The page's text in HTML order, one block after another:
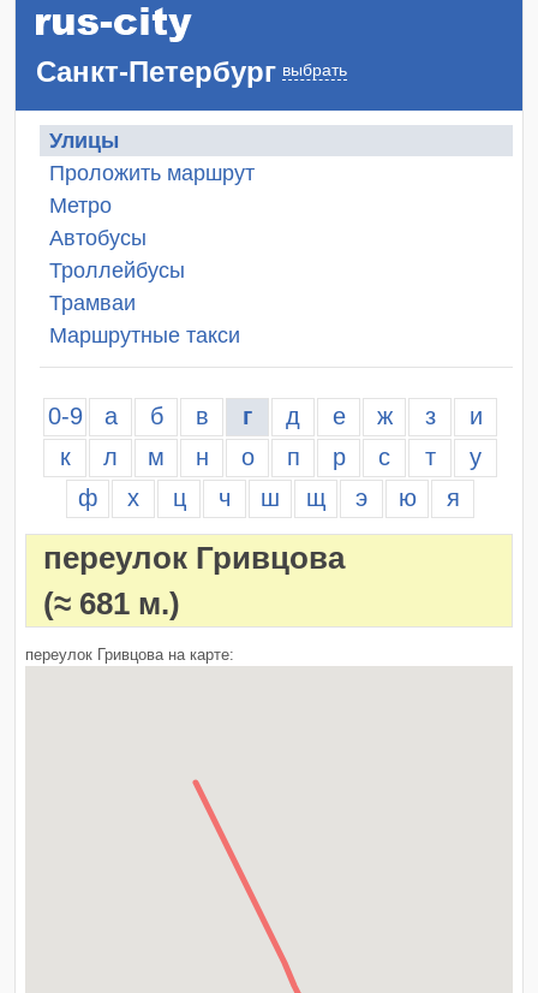
Санкт-Петербург выбрать
Улицы
Проложить маршрут
Метро
Автобусы
Троллейбусы
Трамваи
Маршрутные такси
0-9 а б в г д е ж з
и
к
л м н о п р с т
у
ф
х ц ч ш щ э ю я
переулок Гривцова
(≈ 681 м.)
переулок Гривцова на карте: